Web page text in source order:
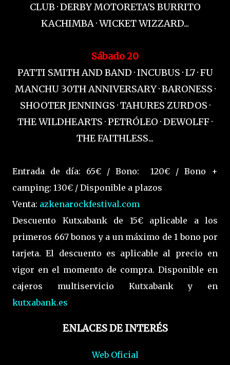
CLUB · DERBY MOTORETA'S BURRITO
KACHIMBA · WICKET WIZZARD...
Sábado 20
PATTI SMITH AND BAND · INCUBUS · L7 · FU
MANCHU 30TH ANNIVERSARY · BARONESS ·
SHOOTER JENNINGS · TAHURES ZURDOS ·
THE WILDHEARTS · PETRÓLEO · DEWOLFF ·
THE FAITHLESS...
Entrada de día: 65€ / Bono: 120€ / Bono +
camping: 130€ / Disponible a plazos
Venta: azkenarockfestival.com
Descuento Kutxabank de 15€ aplicable a los
primeros 667 bonos y a un máximo de 1 bono por
tarjeta. El descuento es aplicable al precio en
vigor en el momento de compra. Disponible en
cajeros multiservicio Kutxabank y en
kutxabank.es
ENLACES DE INTERÉS
Web Oficial